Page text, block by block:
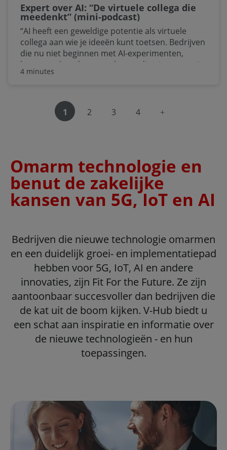
Expert over AI: “De virtuele collega die
meedenkt” (mini-podcast)
“AI heeft een geweldige potentie als virtuele
collega aan wie je ideeën kunt toetsen. Bedrijven
die nu niet beginnen met AI-experimenten,
lopen straks achterstanden op die niet meer zijn
in te halen”, zegt Michiel van Rijthoven, AI Expert
te maken. Want de organisaties die volhouden,
plukken straks de vruchten.”
4 minutes
1 2 3 4 navigeer naar
Omarm technologie en
benut de zakelijke
kansen van 5G, IoT en AI
Bedrijven die nieuwe technologie omarmen
en een duidelijk groei- en implementatiepad
hebben voor 5G, IoT, AI en andere
innovaties, zijn Fit For the Future. Ze zijn
aantoonbaar succesvoller dan bedrijven die
de kat uit de boom kijken. V-Hub biedt u
een schat aan inspiratie en informatie over
de nieuwe technologieën - en hun
toepassingen.